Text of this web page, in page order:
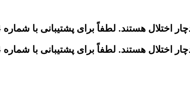
لطفاً برای پشتیبانی با شماره 09046612504 تماس بگیرید.
لطفاً برای پشتیبانی با شماره 09046612504 تماس بگیرید.